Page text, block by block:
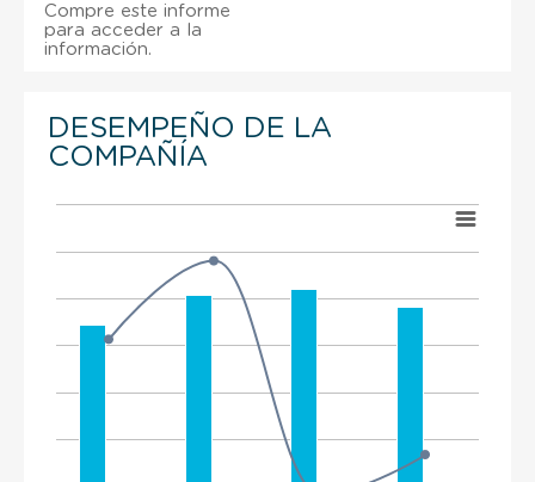
Compre este informe
para acceder a la
información.
DESEMPEÑO DE LA
COMPAÑÍA